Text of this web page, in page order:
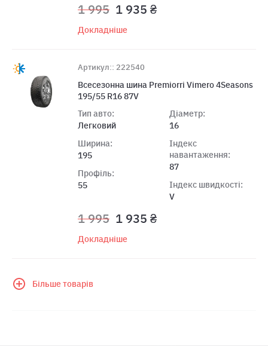
1 995 1 935 ₴
Докладніше
Артикул:: 222540
Всесезонна шина Premiorri Vimero 4Seasons
195/55 R16 87V
Тип авто:
Легковий
Ширина:
195
Профіль:
55
Діаметр:
16
Індекс
навантаження:
87
Індекс швидкості:
V
1 995 1 935 ₴
Докладніше
Більше товарів